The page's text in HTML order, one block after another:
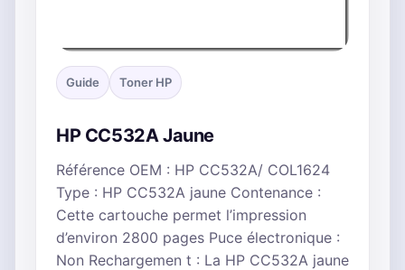
Guide Toner HP
HP CC532A Jaune
Référence OEM : HP CC532A/ COL1624
Type : HP CC532A jaune Contenance :
Cette cartouche permet l’impression
d’environ 2800 pages Puce électronique :
Non Rechargemen t : La HP CC532A jaune